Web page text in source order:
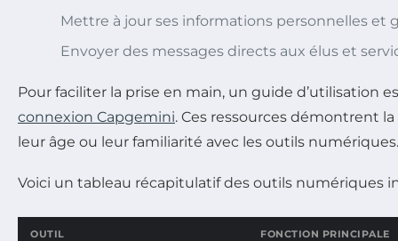
Mettre à jour ses informations personnelles et
Envoyer des messages directs aux élus et
Pour faciliter la prise en main, un guide d’utilisation
connexion Capgemini. Ces ressources démontrent
leur âge ou leur familiarité avec les outils numériques.
Voici un tableau récapitulatif des outils numériques
OUTIL FONCTION PRINCIPALE